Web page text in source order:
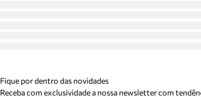
Fique por dentro das novidades
Receba com exclusividade a nossa newsletter com